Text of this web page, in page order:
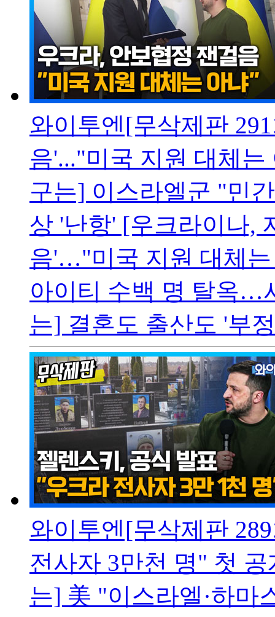
와이투엔[무삭제판
음'..."미국 지원 대체는
구는] 이스라엘군 "민
상 '난항' [우크라이나,
음'…"미국 지원 대체
아이티 수백 명 탈옥…
는] 결혼도 출산도 '부
와이투엔[무삭제판
전사자 3만천 명" 첫 공
는] 美 "이스라엘·하마